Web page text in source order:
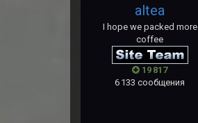
altea
I hope we packed more
coffee
19 817
6 133 сообщения